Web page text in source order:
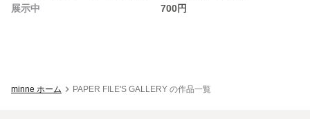
展示中
700円
minne ホーム PAPER FILE'S GALLERY の作品一覧